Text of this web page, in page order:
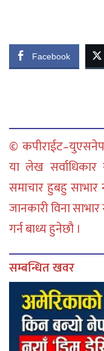
Facebook
©
या लेख सर्वाधिकार
समाचार हुबहु
जानकारी विना
गर्न बाध्य हुनेछौ ।
सम्बन्धित खवर